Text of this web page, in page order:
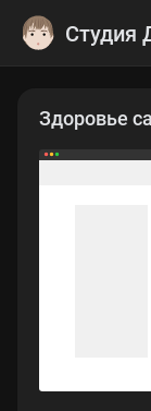
Студия
Здоровье